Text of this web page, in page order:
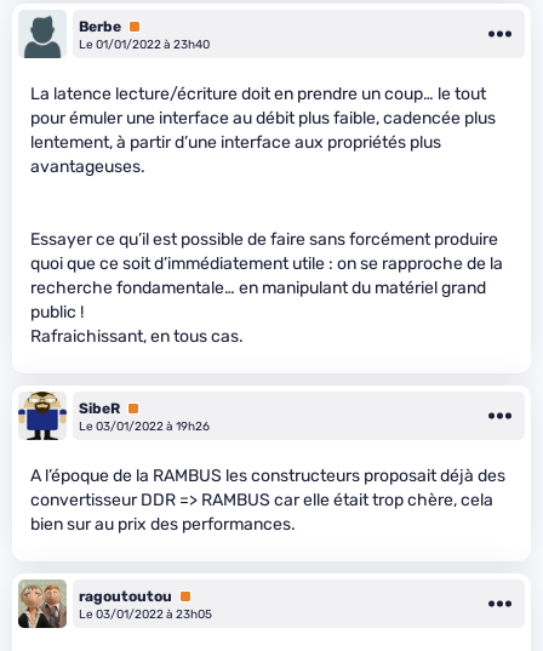
Berbe Premium
Le 01/01/2022 à 23h40
La latence lecture/écriture doit en prendre un coup… le tout
pour émuler une interface au débit plus faible, cadencée plus
lentement, à partir d’une interface aux propriétés plus
avantageuses.
Essayer ce qu’il est possible de faire sans forcément produire
quoi que ce soit d’immédiatement utile : on se rapproche de la
recherche fondamentale… en manipulant du matériel grand
public !
Rafraichissant, en tous cas.
SibeR Premium
Le 03/01/2022 à 19h26
A l’époque de la RAMBUS les constructeurs proposait déjà des
convertisseur DDR => RAMBUS car elle était trop chère, cela
bien sur au prix des performances.
ragoutoutou
Premium
Le 03/01/2022 à 23h05